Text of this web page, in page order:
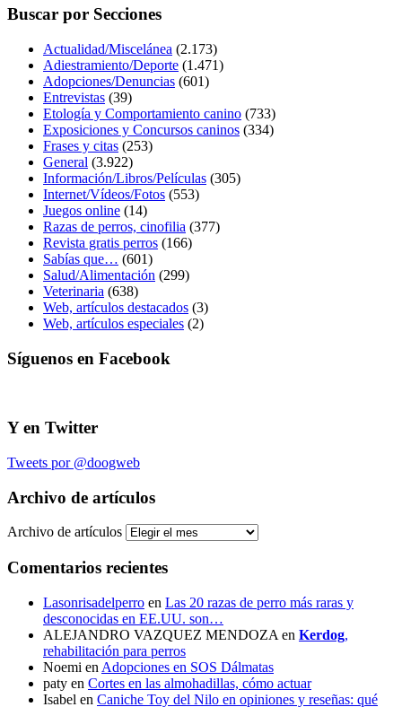
Buscar por Secciones
Actualidad/Miscelánea (2.173)
Adiestramiento/Deporte (1.471)
Adopciones/Denuncias (601)
Entrevistas (39)
Etología y Comportamiento canino (733)
Exposiciones y Concursos caninos (334)
Frases y citas (253)
General (3.922)
Información/Libros/Películas (305)
Internet/Vídeos/Fotos (553)
Juegos online (14)
Razas de perros, cinofilia (377)
Revista gratis perros (166)
Sabías que… (601)
Salud/Alimentación (299)
Veterinaria (638)
Web, artículos destacados (3)
Web, artículos especiales (2)
Síguenos en Facebook
Y en Twitter
Tweets por @doogweb
Archivo de artículos
Archivo de artículos
Comentarios recientes
Lasonrisadelperro en Las 20 razas de perro más raras y
desconocidas en EE.UU. son…
ALEJANDRO VAZQUEZ MENDOZA en Kerdog,
rehabilitación para perros
Noemi en Adopciones en SOS Dálmatas
paty en Cortes en las almohadillas, cómo actuar
Isabel en Caniche Toy del Nilo en opiniones y reseñas: qué